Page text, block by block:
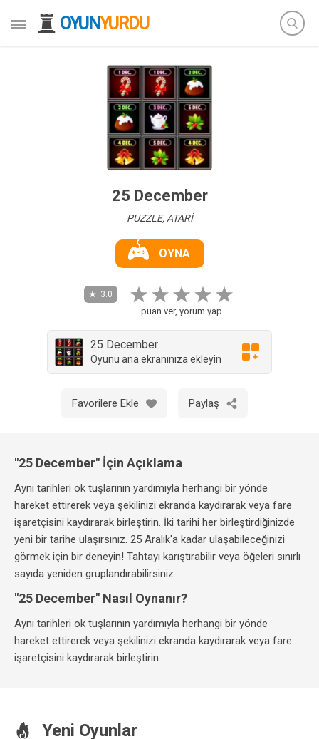
OYUNYURDU
25 December
PUZZLE, ATARİ
OYNA
3.0
puan ver, yorum yap
25 December
Oyunu ana ekranınıza ekleyin
Favorilere Ekle Paylaş
"25 December" İçin Açıklama
Aynı tarihleri ok tuşlarının yardımıyla herhangi bir yönde
hareket ettirerek veya şekilinizi ekranda kaydırarak veya fare
işaretçisini kaydırarak birleştirin. İki tarihi her birleştirdiğinizde
yeni bir tarihe ulaşırsınız. 25 Aralık'a kadar ulaşabileceğinizi
görmek için bir deneyin! Tahtayı karıştırabilir veya öğeleri sınırlı
sayıda yeniden gruplandırabilirsiniz.
"25 December" Nasıl Oynanır?
Aynı tarihleri ok tuşlarının yardımıyla herhangi bir yönde
hareket ettirerek veya şekilinizi ekranda kaydırarak veya fare
işaretçisini kaydırarak birleştirin.
Yeni Oyunlar